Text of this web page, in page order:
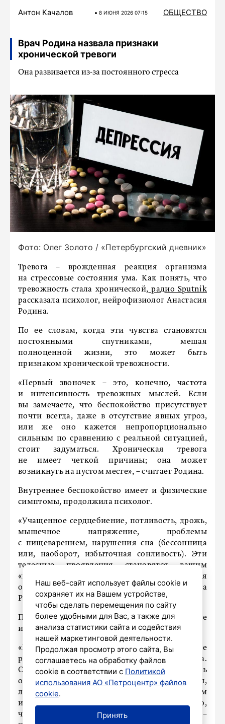
Антон Качалов 8 ИЮНЯ 2026 07:15 ОБЩЕСТВО
Врач Родина назвала признаки
хронической тревоги
Она развивается из-за постоянного стресса
Фото: Олег Золото / «Петербургский дневник»
Тревога – врожденная реакция организма
на стрессовые состояния ума. Как понять, что
тревожность стала хронической, радио Sputnik
рассказала психолог, нейрофизиолог Анастасия
Родина.
По ее словам, когда эти чувства становятся
постоянными спутниками, мешая
полноценной жизни, это может быть
признаком хронической тревожности.
«Первый звоночек – это, конечно, частота
и интенсивность тревожных мыслей. Если
вы замечаете, что беспокойство присутствует
почти всегда, даже в отсутствие явных угроз,
или же оно кажется непропорционально
сильным по сравнению с реальной ситуацией,
стоит задуматься. Хроническая тревога
не имеет четкой причины; она может
возникнуть на пустом месте», – считает Родина.
Внутреннее беспокойство имеет и физические
симптомы, продолжила психолог.
«Учащенное сердцебиение, потливость, дрожь,
мышечное напряжение, проблемы
с пищеварением, нарушения сна (бессонница
или, наоборот, избыточная сонливость). Эти
телесные проявления становятся вашим
«новым нормальным», постоянно напоминая
о внутреннем беспокойстве», – пояснила
Родина.
По ее мнению, не менее важны поведенческие
изменения.
«Вы начинаете избегать ситуаций, которые
раньше не вызывали дискомфорта.
Ограничиваете круг общения, отказываетесь
от хобби, меняете привычные маршруты,
лишь бы не столкнуться с потенциальным
источником тревоги. Это явный сигнал того,
что тревога начала управлять вашей жизнью», –
Наш веб-сайт использует файлы cookie и
сохраняет их на Вашем устройстве,
чтобы сделать перемещения по сайту
более удобными для Вас, а также для
анализа статистики сайта и содействия
нашей маркетинговой деятельности.
Продолжая просмотр этого сайта, Вы
соглашаетесь на обработку файлов
cookie в соответствии с Политикой
использования АО «Петроцентр» файлов
cookie.
Принять